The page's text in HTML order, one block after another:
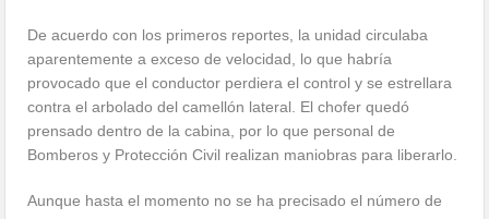
De acuerdo con los primeros reportes, la unidad circulaba
aparentemente a exceso de velocidad, lo que habría
provocado que el conductor perdiera el control y se estrellara
contra el arbolado del camellón lateral. El chofer quedó
prensado dentro de la cabina, por lo que personal de
Bomberos y Protección Civil realizan maniobras para liberarlo.
Aunque hasta el momento no se ha precisado el número de